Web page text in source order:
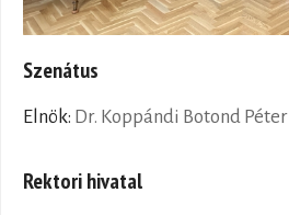
Szenátus
Elnök: Dr. Koppándi Botond Péter
Rektori hivatal